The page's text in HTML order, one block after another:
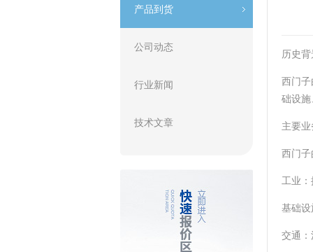
产品到货
公司动态
行业新闻
技术文章
历史
西门子
础设
主要
西门
工业‌
基础
交通‌